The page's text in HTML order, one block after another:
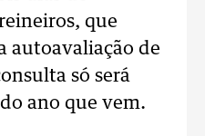
que
autoavaliação de
só será
ano que vem.